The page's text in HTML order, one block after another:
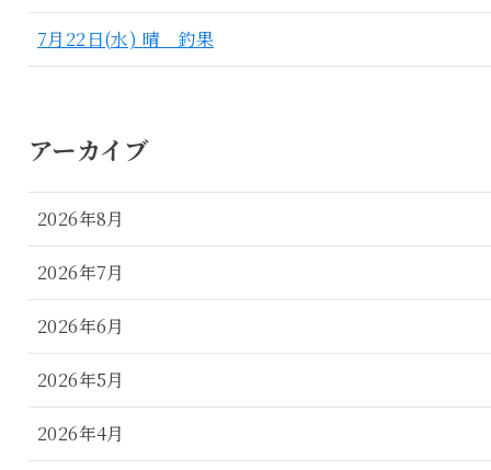
7月22日(水) 晴 釣果
アーカイブ
2026年8月
2026年7月
2026年6月
2026年5月
2026年4月